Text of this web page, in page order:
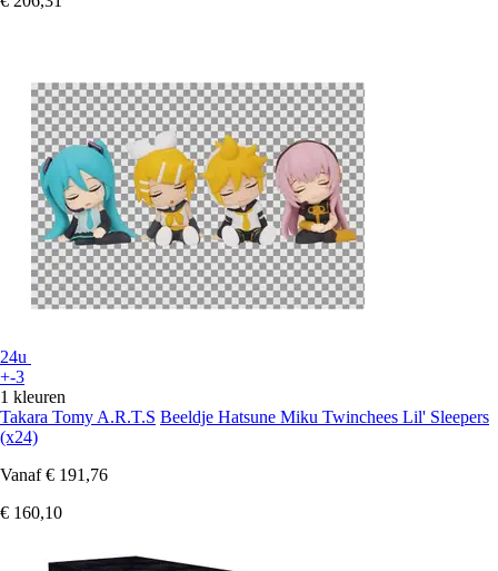
24u
+-3
1 kleuren
Takara Tomy A.R.T.S Beeldje Hatsune Miku Twinchees Lil' Sleepers
(x24)
Vanaf € 191,76
€ 160,10